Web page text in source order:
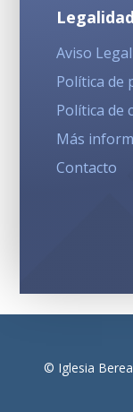
Legalidad
Aviso Legal
Política de
Política de
Más
Contacto
© Iglesia